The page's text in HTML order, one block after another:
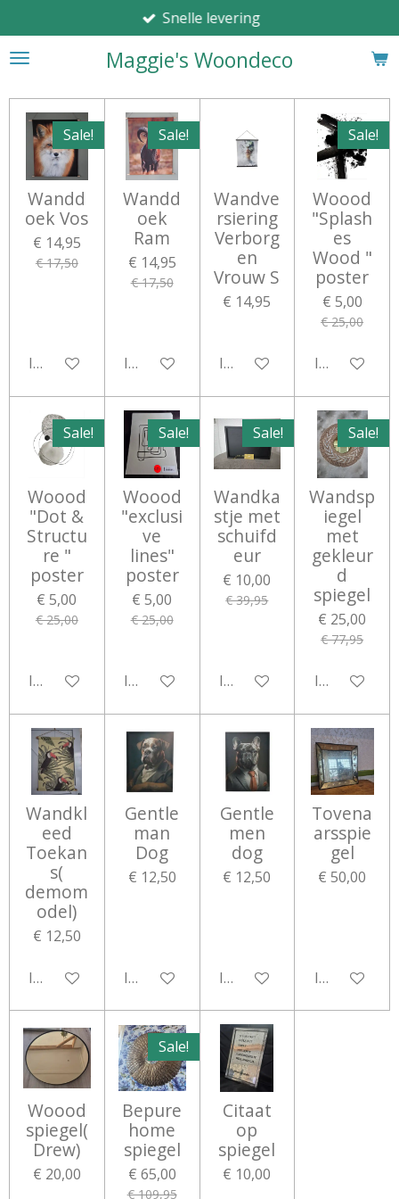
direct
naar
hoofdinhoud
Maggie's Woondeco
Snelle levering
Sale!
Wandd
oek Vos
€ 14,95
€ 17,50
In winkelwagen
Sale!
Wandd
oek
Ram
€ 14,95
€ 17,50
In winkelwagen
Wandve
rsiering
Verborg
en
Vrouw S
€ 14,95
In winkelwagen
Sale!
Woood
"Splash
es
Wood "
poster
€ 5,00
€ 25,00
In
Sale!
Woood
"Dot &
Structu
re "
poster
€ 5,00
€ 25,00
In winkelwagen
Sale!
Woood
"exclusi
ve
lines"
poster
€ 5,00
€ 25,00
In winkelwagen
Sale!
Wandka
stje met
schuifd
eur
€ 10,00
€ 39,95
In winkelwagen
Sale!
Wandsp
iegel
met
gekleur
d
spiegel
€ 25,00
€ 77,95
In
Wandkl
eed
Toekan
s(
demom
odel)
€ 12,50
In winkelwagen
Gentle
man
Dog
€ 12,50
In winkelwagen
Gentle
men
dog
€ 12,50
In winkelwagen
Tovena
arsspie
gel
€ 50,00
In
Woood
spiegel(
Drew)
€ 20,00
Sale!
Bepure
home
spiegel
€ 65,00
€ 109,95
Citaat
op
spiegel
€ 10,00